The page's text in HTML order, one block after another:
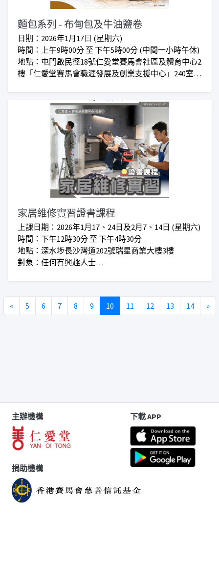
麵包系列 - 布甸包及牛油鹽卷
日期：2026年1月17日 (星期六)
時間：上午9時00分 至 下午5時00分 (中間一小時午休)
地點：屯門啟民徑18號仁愛堂賽馬會社區及體育中心2
樓「仁愛堂賽馬會職涯發展及創業支援中心」240室
***仁愛堂員工可享額外優惠***
***上課時間會因應實際情況而增加或減少***
家居維修實習證書課程
上課日期：2026年1月17、24日及2月7、14日 (星期六)
時間：下午12時30分 至 下午4時30分
地點：深水埗長沙灣道202號瑞星商業大樓3樓
對象：任何有興趣人士
«Previous
5 6 7 8 9 10 11 12 13 14 »
主辦機構
捐助機構
下載 APP